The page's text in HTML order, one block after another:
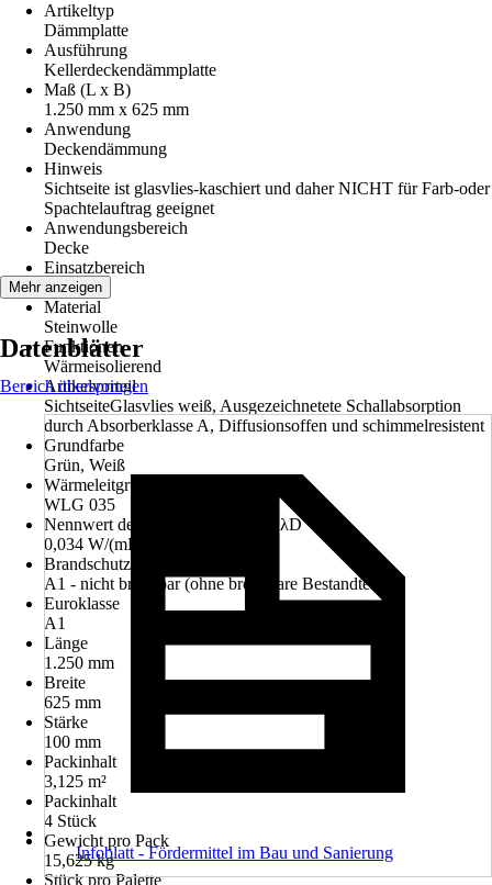
Artikeltyp
Dämmplatte
Ausführung
Kellerdeckendämmplatte
Maß (L x B)
1.250 mm x 625 mm
Anwendung
Deckendämmung
Hinweis
Sichtseite ist glasvlies-kaschiert und daher NICHT für Farb-oder
Spachtelauftrag geeignet
Anwendungsbereich
Decke
Einsatzbereich
Decke
Material
Steinwolle
Funktionen
Wärmeisolierend
Artikelvorteil
SichtseiteGlasvlies weiß, Ausgezeichnetete Schallabsorption
durch Absorberklasse A, Diffusionsoffen und schimmelresistent
Grundfarbe
Grün, Weiß
Wärmeleitgruppe
WLG 035
Nennwert der Wärmeleitfähigkeit λD
0,034 W/(mK)
Brandschutzklasse
A1 - nicht brennbar (ohne brennbare Bestandteile)
Euroklasse
A1
Länge
1.250 mm
Breite
625 mm
Stärke
100 mm
Packinhalt
3,125 m²
Packinhalt
4 Stück
Gewicht pro Pack
15,625 kg
Stück pro Palette
Mehr anzeigen
Datenblätter
Bereich überspringen
Infoblatt - Fördermittel im Bau und Sanierung